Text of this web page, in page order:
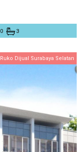
0 3
Ruko Dijual Surabaya Selatan